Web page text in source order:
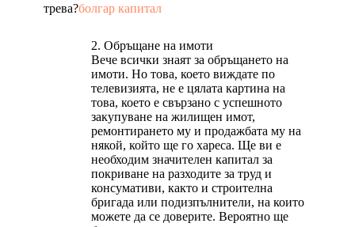
трева?болгар капитал
Обръщане на имоти
Вече всички знаят за обръщането на
имоти. Но това, което виждате по
телевизията, не е цялата картина на
това, което е свързано с успешното
закупуване на жилищен имот,
ремонтирането му и продажбата му на
някой, който ще го хареса. Ще ви е
необходим значителен капитал за
покриване на разходите за труд и
консумативи, както и строителна
бригада или подизпълнители, на които
можете да се доверите. Вероятно ще